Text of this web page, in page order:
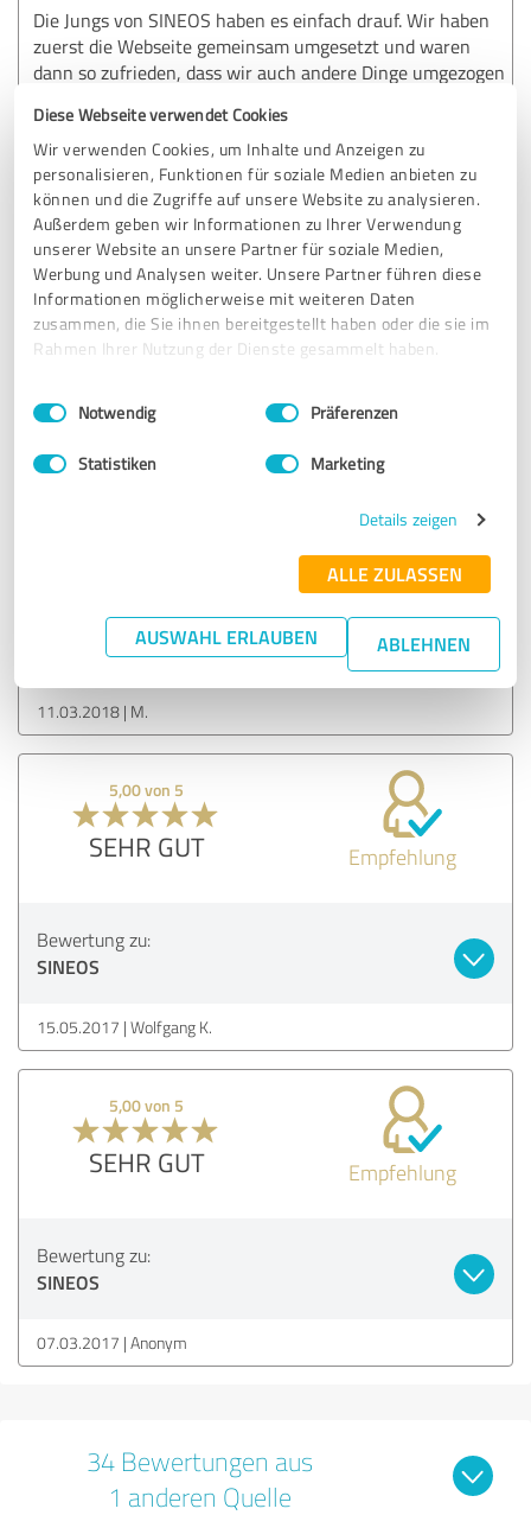
Diese Webseite verwendet Cookies
Wir verwenden Cookies, um Inhalte und Anzeigen zu
personalisieren, Funktionen für soziale Medien anbieten zu
können und die Zugriffe auf unsere Website zu analysieren.
Außerdem geben wir Informationen zu Ihrer Verwendung
unserer Website an unsere Partner für soziale Medien,
Werbung und Analysen weiter. Unsere Partner führen diese
Informationen möglicherweise mit weiteren Daten
zusammen, die Sie ihnen bereitgestellt haben oder die sie im
Rahmen Ihrer Nutzung der Dienste gesammelt haben.
Impressum Datenschutzbestimmungen
Einwilligungsauswahl
Notwendig Präferenzen
Statistiken Marketing
Details zeigen
ALLE ZULASSEN
AUSWAHL ERLAUBEN ABLEHNEN
Die Jungs von SINEOS haben es einfach drauf. Wir haben
zuerst die Webseite gemeinsam umgesetzt und waren
dann so zufrieden, dass wir auch andere Dinge umgezogen
zusammen und Anpassungen werden schnell und
professionell umgesetzt. Das Update unserer Contao-
Webseite funktioniert einwandfrei und auch sonst werden
Fragen adäquat beantwortet und gute Lösungen schnell
gefunden. Weiter so
Erfahrungsbericht & Bewertung zu:
SINEOS
3,80 von 5
Bewertung zu:
11.03.2018 M.
5,00 von 5
SEHR GUT Empfehlung
Bewertung zu:
SINEOS
15.05.2017 Wolfgang K.
5,00 von 5
SEHR GUT Empfehlung
Bewertung zu:
SINEOS
07.03.2017 Anonym
34 Bewertungen aus
1 anderen Quelle